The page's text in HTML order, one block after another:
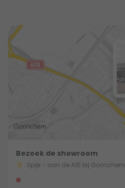
Bezoek de showroom
Spijk - aan de A15 bij Gorinchem